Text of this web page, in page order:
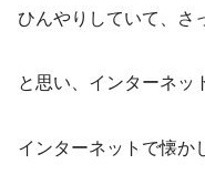
ひんやりしていて、さ
と思い、インターネッ
インターネットで懐か